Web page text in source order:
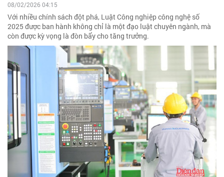
08/02/2026 04:15
Với nhiều chính sách đột phá, Luật Công nghiệp công nghệ số
2025 được ban hành không chỉ là một đạo luật chuyên ngành, mà
còn được kỳ vọng là đòn bẩy cho tăng trưởng.